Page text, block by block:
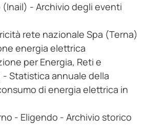
- Archivio degli eventi
rete nazionale Spa (Terna)
energia elettrica
per Energia, Reti e
- Statistica annuale della
di energia elettrica in
- Eligendo - Archivio storico